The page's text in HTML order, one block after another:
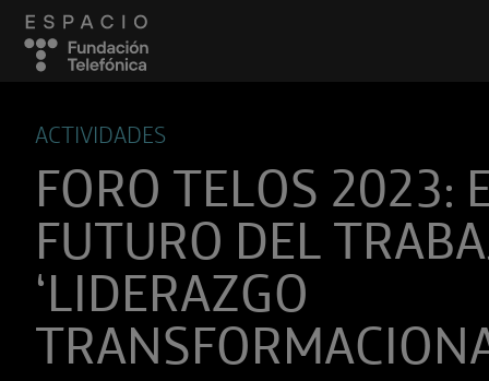
ACTIVIDADES
FORO TELOS 2023:
FUTURO DEL
‘LIDERAZGO